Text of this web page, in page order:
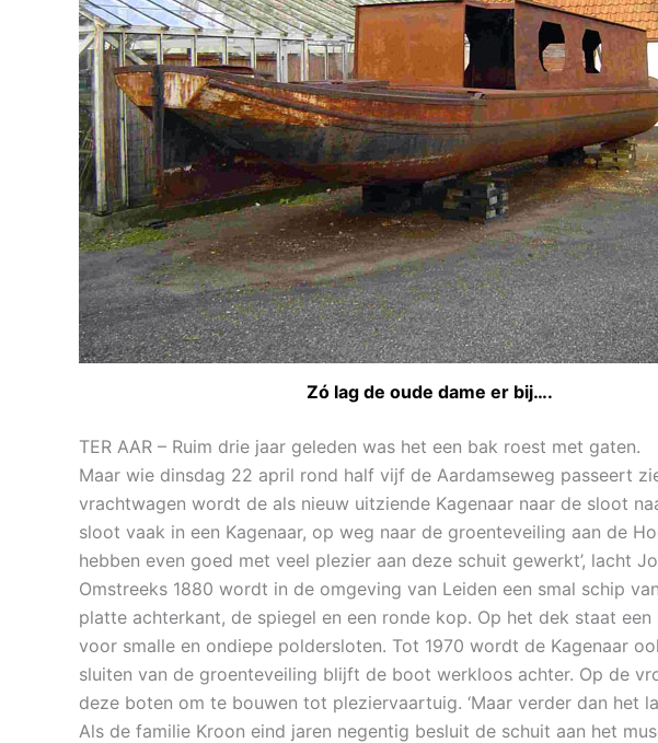
Zó lag de oude dame er bij….
TER AAR – Ruim drie jaar geleden was het een bak roest met gaten.
Maar wie dinsdag 22 april rond half vijf de Aardamseweg passeert
vrachtwagen wordt de als nieuw uitziende Kagenaar naar de sloot
sloot vaak in een Kagenaar, op weg naar de groenteveiling aan de
hebben even goed met veel plezier aan deze schuit gewerkt’, lacht
Omstreeks 1880 wordt in de omgeving van Leiden een smal schip
platte achterkant, de spiegel en een ronde kop. Op het dek staat
voor smalle en ondiepe poldersloten. Tot 1970 wordt de Kagenaar
sluiten van de groenteveiling blijft de boot werkloos achter. Op de
deze boten om te bouwen tot pleziervaartuig. ‘Maar verder dan het
Als de familie Kroon eind jaren negentig besluit de schuit aan het